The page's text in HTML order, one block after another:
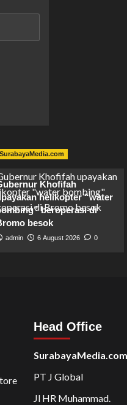
SurabayaMedia.com
Khofifah
helikopter “water
beroperasi di
besok
admin 6 August 2026 0
Head Office
SurabayaMedia.com
PT J Global
Jl HR Muhammad.